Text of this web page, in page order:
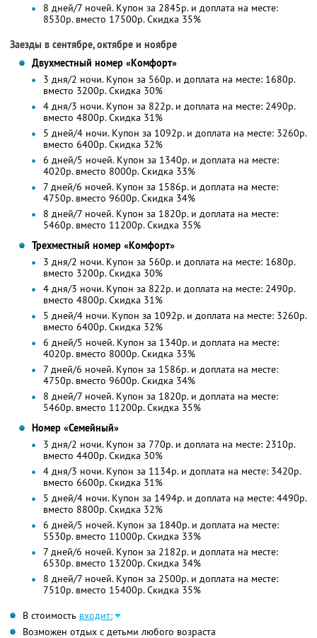
8 дней/7 ночей. Купон за 2845р. и доплата на месте:
8530р. вместо 17500р. Скидка 35%
Заезды в сентябре, октябре и ноябре
Двухместный номер «Комфорт»
3 дня/2 ночи. Купон за 560р. и доплата на месте: 1680р.
вместо 3200р.Скидка 30%
4 дня/3 ночи. Купон за 822р. и доплата на месте: 2490р.
вместо 4800р.Скидка 31%
5 дней/4 ночи. Купон за 1092р. и доплата на месте: 3260р.
вместо 6400р. Скидка 32%
6 дней/5 ночей. Купон за 1340р. и доплата на месте:
4020р. вместо 8000р. Скидка 33%
7 дней/6 ночей. Купон за 1586р. и доплата на месте:
4750р. вместо 9600р. Скидка 34%
8 дней/7 ночей. Купон за 1820р. и доплата на месте:
5460р. вместо 11200р. Скидка 35%
Трехместный номер «Комфорт»
3 дня/2 ночи. Купон за 560р. и доплата на месте: 1680р.
вместо 3200р.Скидка 30%
4 дня/3 ночи. Купон за 822р. и доплата на месте: 2490р.
вместо 4800р.Скидка 31%
5 дней/4 ночи. Купон за 1092р. и доплата на месте: 3260р.
вместо 6400р. Скидка 32%
6 дней/5 ночей. Купон за 1340р. и доплата на месте:
4020р. вместо 8000р. Скидка 33%
7 дней/6 ночей. Купон за 1586р. и доплата на месте:
4750р. вместо 9600р. Скидка 34%
8 дней/7 ночей. Купон за 1820р. и доплата на месте:
5460р. вместо 11200р. Скидка 35%
Номер «Семейный»
3 дня/2 ночи. Купон за 770р. и доплата на месте: 2310р.
вместо 4400р.Скидка 30%
4 дня/3 ночи. Купон за 1134р. и доплата на месте: 3420р.
вместо 6600р.Скидка 31%
5 дней/4 ночи. Купон за 1494р. и доплата на месте: 4490р.
вместо 8800р. Скидка 32%
6 дней/5 ночей. Купон за 1840р. и доплата на месте:
5530р. вместо 11000р. Скидка 33%
7 дней/6 ночей. Купон за 2182р. и доплата на месте:
6530р. вместо 13200р. Скидка 34%
8 дней/7 ночей. Купон за 2500р. и доплата на месте:
7510р. вместо 15400р. Скидка 35%
В стоимость входит:
Возможен отдых с детьми любого возраста